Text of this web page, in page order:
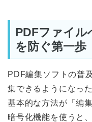
PDFファイル
を防ぐ第一歩
PDF編集ソフトの普
集できるようになっ
基本的な方法が「編
暗号化機能を使うと